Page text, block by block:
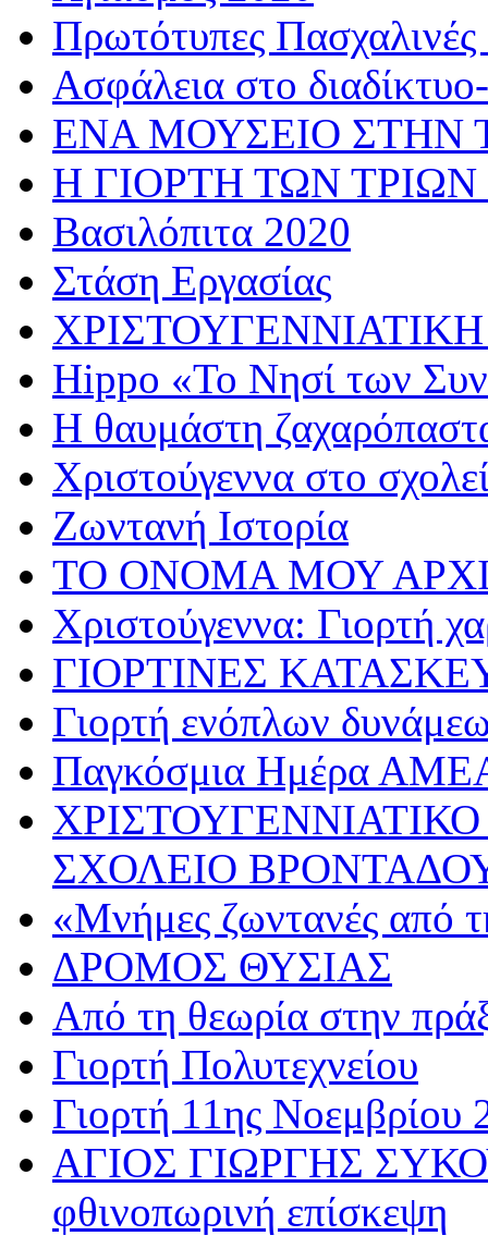
Πρωτότυπες Πασχαλινές
Ασφάλεια στο
ΕΝΑ ΜΟΥΣΕΙΟ ΣΤΗΝ
Η ΓΙΟΡΤΗ ΤΩΝ
Βασιλόπιτα 2020
Στάση Εργασίας
Hippo «Το Νησί των
Η θαυμάστη
Χριστούγεννα στο
Ζωντανή Ιστορία
ΤΟ ΟΝΟΜΑ ΜΟΥ
Χριστούγεννα: Γιορτή
ΓΙΟΡΤΙΝΕΣ
Γιορτή ενόπλων
Παγκόσμια Ημέρα
ΣΧΟΛΕΙΟ
«Μνήμες ζωντανές από
ΔΡΟΜΟΣ ΘΥΣΙΑΣ
Από τη θεωρία στην
Γιορτή Πολυτεχνείου
Γιορτή 11ης Νοεμβρίου
ΑΓΙΟΣ ΓΙΩΡΓΗΣ
φθινοπωρινή επίσκεψη